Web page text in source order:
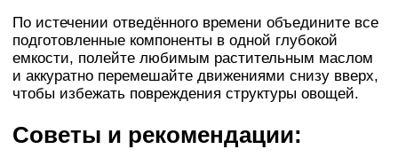
По истечении отведённого времени объедините все
подготовленные компоненты в одной глубокой
емкости, полейте любимым растительным маслом
и аккуратно перемешайте движениями снизу вверх,
чтобы избежать повреждения структуры овощей.
Советы и рекомендации: